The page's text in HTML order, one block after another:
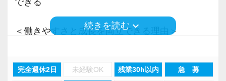
A. 上司や先輩に相談しやすく、風通しの良い職
場だと感じています。
・税務経験を活かして成長したい方
できる
＜働きやすさと成長を両立できる理由＞
・分業体制で業務負担を軽減
・顧客対応や提案業務に集中可能
続きを読むkeyboard_arrow_down
完全週休2日 未経験OK 残業30h以内 急 募